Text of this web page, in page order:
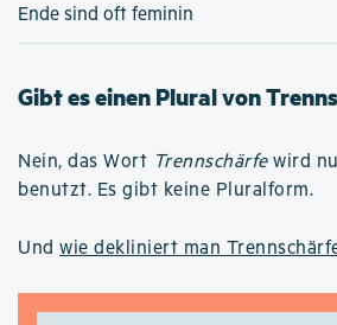
Ende sind oft feminin
Gibt es einen Plural von
Nein, das Wort Trennschärfewird
benutzt. Es gibt keine Pluralform.
Und wie dekliniert man